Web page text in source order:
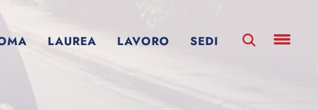
LAUREA LAVORO SEDI